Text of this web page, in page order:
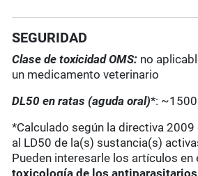
SEGURIDAD
Clase de toxicidad OMS: no
un medicamento veterinario
DL50 en ratas (aguda oral)*:
*Calculado según la directiva 2009
al LD50 de la(s) sustancia(s)
Pueden interesarle los artículos